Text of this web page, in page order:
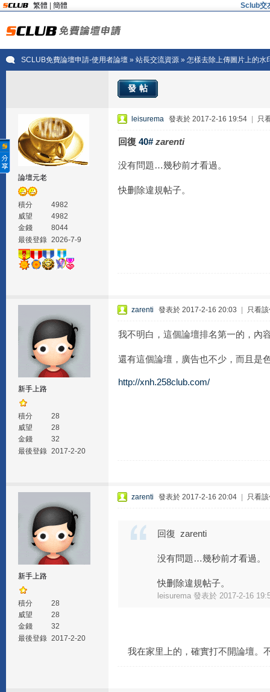
繁體 簡體 Sclub交
SCLUB免費論壇申請-使用者論壇» 站長交流資源» 怎樣去除上傳圖片上的水
發帖
論壇元老
積分
4982
威望
4982
金錢
8044
最後登錄 2026-7-9
leisurema 發表於 2017-2-16 19:54 只
回復 40# zarenti
没有問題…幾秒前才看過。
快删除違規帖子。
新手上路
積分
28
威望
28
金錢
32
最後登錄 2017-2-20
zarenti 發表於 2017-2-16 20:03 只看
我不明白，這個論壇排名第一的，內
還有這個論壇，廣告也不少，而且是
http://xnh.258club.com/
新手上路
積分
28
威望
28
金錢
32
最後登錄 2017-2-20
zarenti 發表於 2017-2-16 20:04 只看
回復 zarenti
没有問題…幾秒前才看過。
快删除違規帖子。
leisurema 發表於 2017-2-16
我在家里上的，確實打不開論壇。